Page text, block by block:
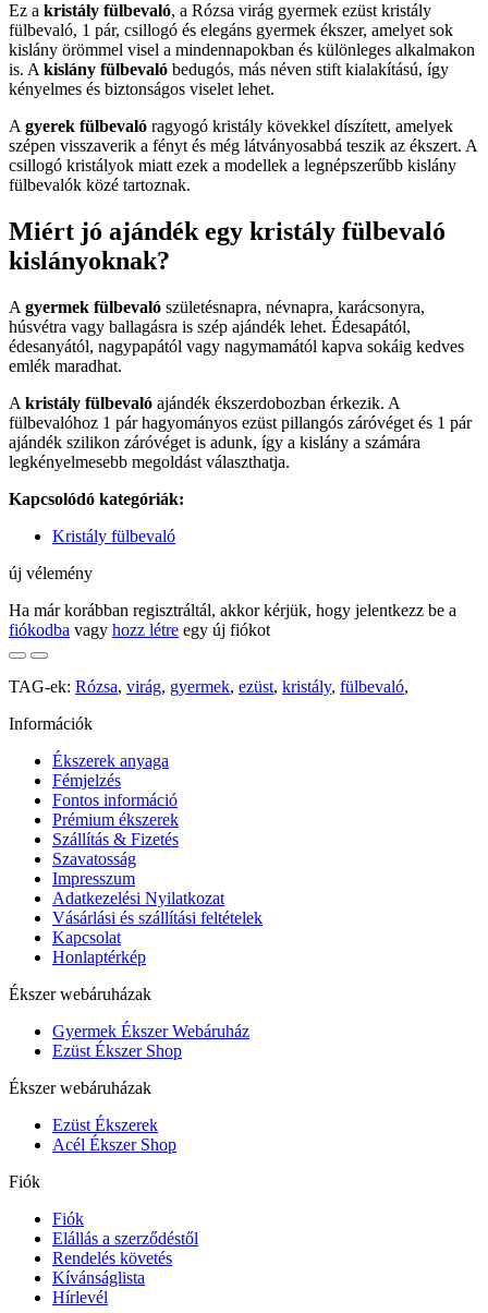
Ez a kristály fülbevaló, a Rózsa virág gyermek ezüst kristály
fülbevaló, 1 pár, csillogó és elegáns gyermek ékszer, amelyet sok
kislány örömmel visel a mindennapokban és különleges alkalmakon
is. A kislány fülbevaló bedugós, más néven stift kialakítású, így
kényelmes és biztonságos viselet lehet.
A gyerek fülbevaló ragyogó kristály kövekkel díszített, amelyek
szépen visszaverik a fényt és még látványosabbá teszik az ékszert. A
csillogó kristályok miatt ezek a modellek a legnépszerűbb kislány
fülbevalók közé tartoznak.
Miért jó ajándék egy kristály fülbevaló
kislányoknak?
A gyermek fülbevaló születésnapra, névnapra, karácsonyra,
húsvétra vagy ballagásra is szép ajándék lehet. Édesapától,
édesanyától, nagypapától vagy nagymamától kapva sokáig kedves
emlék maradhat.
A kristály fülbevaló ajándék ékszerdobozban érkezik. A
fülbevalóhoz 1 pár hagyományos ezüst pillangós záróvéget és 1 pár
ajándék szilikon záróvéget is adunk, így a kislány a számára
legkényelmesebb megoldást választhatja.
Kapcsolódó kategóriák:
Kristály fülbevaló
új vélemény
Ha már korábban regisztráltál, akkor kérjük, hogy jelentkezz be a
fiókodba vagy hozz létre egy új fiókot
TAG-ek: Rózsa, virág, gyermek, ezüst, kristály, fülbevaló,
Információk
Ékszerek anyaga
Fémjelzés
Fontos információ
Prémium ékszerek
Szállítás & Fizetés
Szavatosság
Impresszum
Adatkezelési Nyilatkozat
Vásárlási és szállítási feltételek
Kapcsolat
Honlaptérkép
Ékszer webáruházak
Gyermek Ékszer Webáruház
Ezüst Ékszer Shop
Ékszer webáruházak
Ezüst Ékszerek
Acél Ékszer Shop
Fiók
Fiók
Elállás a szerződéstől
Rendelés követés
Kívánságlista
Hírlevél